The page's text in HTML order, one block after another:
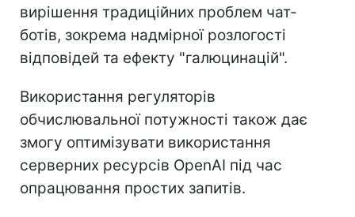
вирішення традиційних проблем чат-
ботів, зокрема надмірної розлогості
відповідей та ефекту "галюцинацій".
Використання регуляторів
обчислювальної потужності також дає
змогу оптимізувати використання
серверних ресурсів OpenAI під час
опрацювання простих запитів.